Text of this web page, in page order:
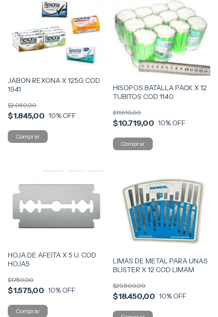
JABON REXONA X 125G COD
1941
$1.845,00
$2.050,00
10% OFF
HISOPOS BATALLA PACK X 12
TUBITOS COD 1140
$10.719,00
$11.910,00
10% OFF
HOJA DE AFEITA X 5 U. COD
HOJA5
$1.575,00
$1.750,00
10% OFF
LIMAS DE METAL PARA UNAS
BLISTER X 12 COD LIMAM
$18.450,00
$20.500,00
10% OFF